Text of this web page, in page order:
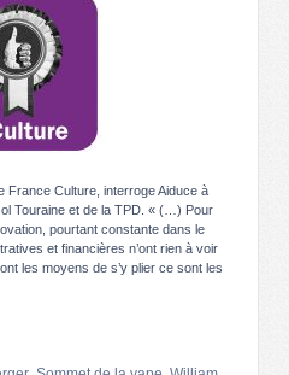
France Culture, interroge Aiduce à
Touraine et de la TPD. « (…) Pour
pourtant constante dans le
et financières n’ont rien à voir
les moyens de s’y plier ce sont les